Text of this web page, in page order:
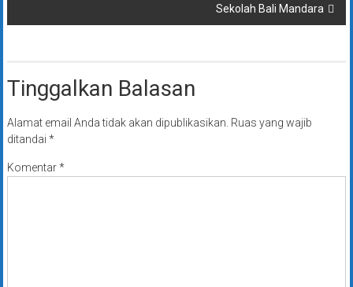
Sekolah Bali Mandara
Tinggalkan Balasan
Alamat email Anda tidak akan dipublikasikan. Ruas yang wajib
ditandai *
Komentar*